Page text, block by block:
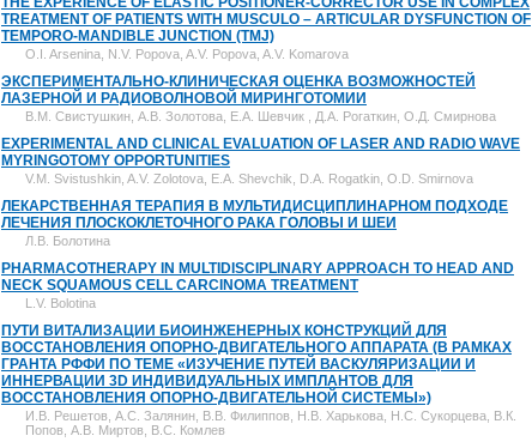
TREATMENT OF PATIENTS WITH MUSCULO – ARTICULAR DYSFUNCTION OF
TEMPORO-MANDIBLE JUNCTION (TMJ)
O.I. Arsenina, N.V. Popova, A.V. Popova, A.V. Komarova
ЭКСПЕРИМЕНТАЛЬНО-КЛИНИЧЕСКАЯ ОЦЕНКА ВОЗМОЖНОСТЕЙ
ЛАЗЕРНОЙ И РАДИОВОЛНОВОЙ МИРИНГОТОМИИ
В.М. Свистушкин, А.В. Золотова, Е.А. Шевчик , Д.А. Рогаткин, О.Д. Смирнова
EXPERIMENTAL AND CLINICAL EVALUATION OF LASER AND RADIO WAVE
MYRINGOTOMY OPPORTUNITIES
V.M. Svistushkin, A.V. Zolotova, E.A. Shevchik, D.A. Rogatkin, O.D. Smirnova
ЛЕКАРСТВЕННАЯ ТЕРАПИЯ В МУЛЬТИДИСЦИПЛИНАРНОМ ПОДХОДЕ
ЛЕЧЕНИЯ ПЛОСКОКЛЕТОЧНОГО РАКА ГОЛОВЫ И ШЕИ
Л.В. Болотина
PHARMACOTHERAPY IN MULTIDISCIPLINARY APPROACH TO HEAD AND
NECK SQUAMOUS CELL CARCINOMA TREATMENT
L.V. Bolotina
ПУТИ ВИТАЛИЗАЦИИ БИОИНЖЕНЕРНЫХ КОНСТРУКЦИЙ ДЛЯ
ВОССТАНОВЛЕНИЯ ОПОРНО-ДВИГАТЕЛЬНОГО АППАРАТА (В РАМКАХ
ГРАНТА РФФИ ПО ТЕМЕ «ИЗУЧЕНИЕ ПУТЕЙ ВАСКУЛЯРИЗАЦИИ И
ИННЕРВАЦИИ 3D ИНДИВИДУАЛЬНЫХ ИМПЛАНТОВ ДЛЯ
ВОССТАНОВЛЕНИЯ ОПОРНО-ДВИГАТЕЛЬНОЙ СИСТЕМЫ»)
И.В. Решетов, А.С. Залянин, В.В. Филиппов, Н.В. Харькова, Н.С. Сукорцева, В.К.
Попов, А.В. Миртов, В.С. Комлев